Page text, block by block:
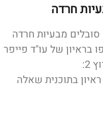
חרדה
מבעיות חרדה
בראיון של עו"ד פייפר